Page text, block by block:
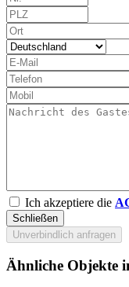
Ich akzeptiere die
Schließen
Unverbindlich anfragen
Ähnliche Objekte